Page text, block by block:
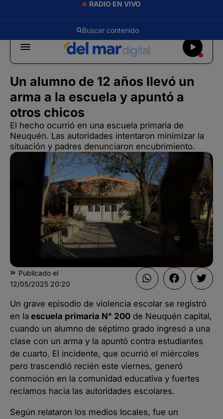
RADIO EN VIVO
Un alumno de 12 años llevó un
arma a la escuela y apuntó a
otros chicos
El hecho ocurrió en una escuela primaria de
Neuquén. Las autoridades intentaron minimizar la
situación y padres denunciaron encubrimiento.
Publicado el
12/05/2025 20:20
Un grave episodio de violencia escolar se registró
en la escuela primaria N° 200 de Neuquén capital,
cuando un alumno de séptimo grado ingresó a una
clase con un arma y la apuntó contra estudiantes
de cuarto. El incidente, que ocurrió el miércoles
pero trascendió recién este viernes, generó
conmoción en la comunidad educativa y fuertes
reclamos hacia las autoridades escolares.
Según relataron los medios locales, fue un